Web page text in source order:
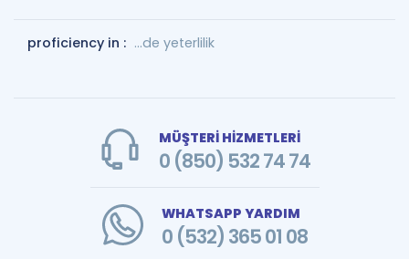
proficiency in : ...de yeterlilik
MÜŞTERİ HİZMETLERİ
0 (850) 532 74 74
WHATSAPP YARDIM
0 (532) 365 01 08